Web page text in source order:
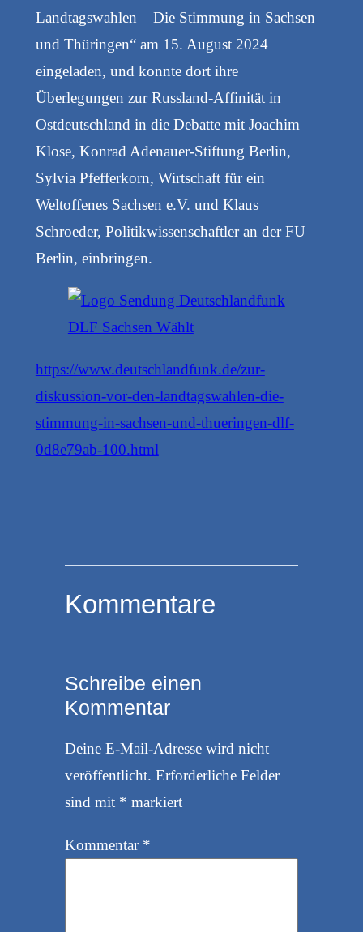
Landtagswahlen – Die Stimmung in Sachsen
und Thüringen“ am 15. August 2024
eingeladen, und konnte dort ihre
Überlegungen zur Russland-Affinität in
Ostdeutschland in die Debatte mit Joachim
Klose, Konrad Adenauer-Stiftung Berlin,
Sylvia Pfefferkorn, Wirtschaft für ein
Weltoffenes Sachsen e.V. und Klaus
Schroeder, Politikwissenschaftler an der FU
Berlin, einbringen.
https://www.deutschlandfunk.de/zur-
diskussion-vor-den-landtagswahlen-die-
stimmung-in-sachsen-und-thueringen-dlf-
0d8e79ab-100.html
Kommentare
Schreibe einen
Kommentar
Deine E-Mail-Adresse wird nicht
veröffentlicht. Erforderliche Felder
sind mit * markiert
Kommentar *